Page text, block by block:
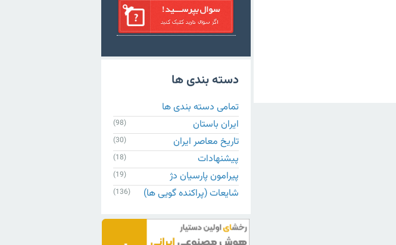
دسته بندی ها
تمامی دسته بندی ها
ایران باستان
(98)
تاریخ معاصر ایران (30)
پیشنهادات (18)
پیرامون پارسیان دژ (19)
شایعات (پراکنده گویی ها) (136)